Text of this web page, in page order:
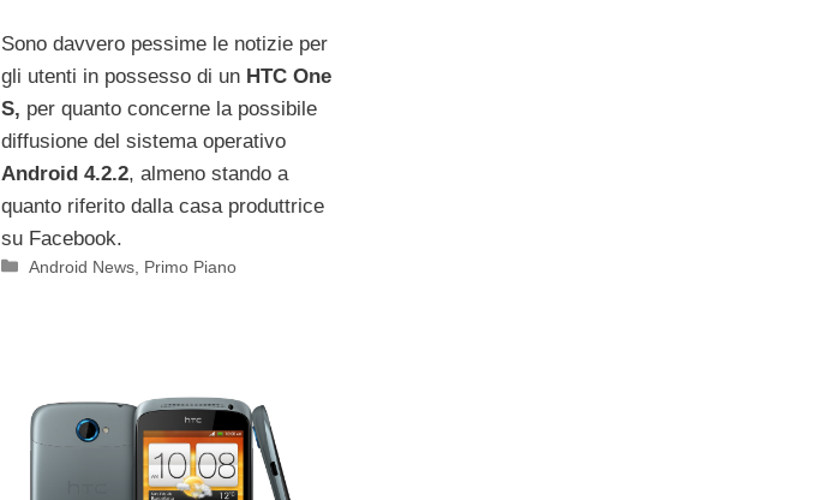
Sono davvero pessime le notizie per
gli utenti in possesso di un HTC One
S, per quanto concerne la possibile
diffusione del sistema operativo
Android 4.2.2, almeno stando a
quanto riferito dalla casa produttrice
su Facebook.
Categorie
Android News Primo Piano